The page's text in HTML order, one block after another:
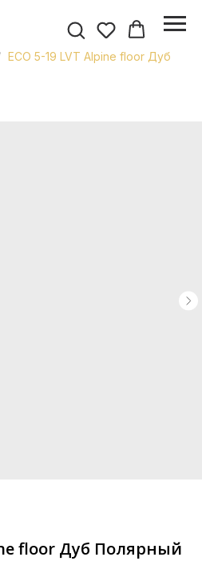
ЕСО 5-19 LVT Alpine floor Дуб
floor Дуб Полярный